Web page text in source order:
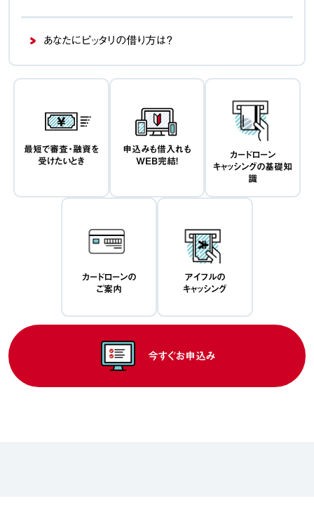
あなたにピッタリの借り方は？
最短で審査・融資を
受けたいとき
申込みも借入れも
WEB完結！
カードローン
キャッシングの基礎知
識
カードローンの
ご案内
アイフルの
キャッシング
今すぐお申込み